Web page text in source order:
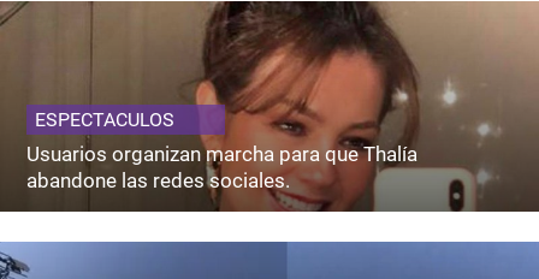
ESPECTACULOS
Usuarios organizan marcha para que Thalía
abandone las redes sociales.